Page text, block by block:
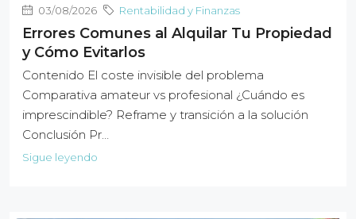
03/08/2026 Rentabilidad y Finanzas
Errores Comunes al Alquilar Tu Propiedad
y Cómo Evitarlos
Contenido El coste invisible del problema
Comparativa amateur vs profesional ¿Cuándo es
imprescindible? Reframe y transición a la solución
Conclusión Pr…
Sigue leyendo